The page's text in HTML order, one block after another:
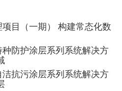
了公司坚实的技术实力、
、强烈的社会责任感。 公
展中，资产规模不断扩
趋多元,涵盖涂料及相关材
体、无机颜料等领域，与
巴斯夫、藤仓化成等跨国
资企业。 多年来，公司实
目（一期） 构建常态化数
防护涂层系列系统解决方
抗污涂层系列系统解决方